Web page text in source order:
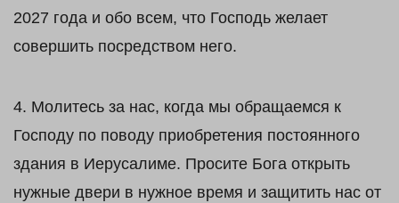
2027 года и обо всем, что Господь желает
совершить посредством него.
4. Молитесь за нас, когда мы обращаемся к
Господу по поводу приобретения постоянного
здания в Иерусалиме. Просите Бога открыть
нужные двери в нужное время и защитить нас от